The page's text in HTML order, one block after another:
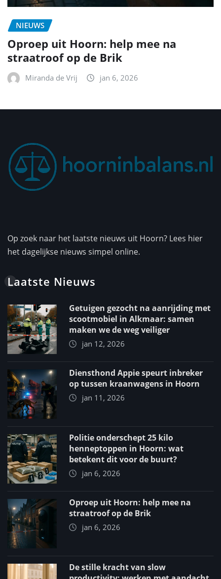
NIEUWS
Oproep uit Hoorn: help mee na
straatroof op de Brik
Miranda de Vrij jan 6, 2026
Op zoek naar het laatste nieuws uit Hoorn? Lees hier
het dagelijkse nieuws simpel online.
Laatste Nieuws
Getuigen gezocht na aanrijding met
scootmobiel in Alkmaar: samen
maken we de weg veiliger
jan 12, 2026
Diensthond Appie speurt inbreker
op tussen kraanwagens in Hoorn
jan 11, 2026
Politie onderschept 25 kilo
henneptoppen in Hoorn: wat
betekent dit voor de buurt?
jan 6, 2026
Oproep uit Hoorn: help mee na
straatroof op de Brik
jan 6, 2026
De stille kracht van slow